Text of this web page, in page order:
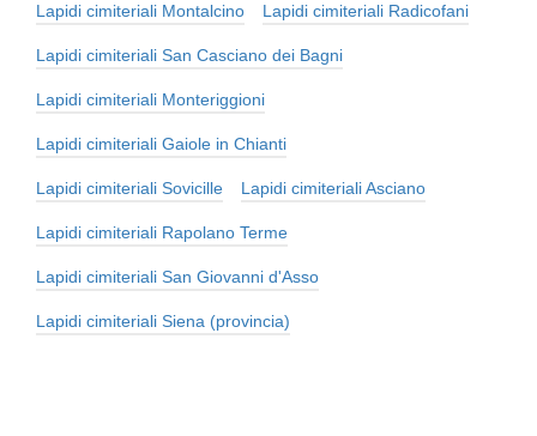
Lapidi cimiteriali Montalcino Lapidi cimiteriali Radicofani
Lapidi cimiteriali San Casciano dei Bagni
Lapidi cimiteriali Monteriggioni
Lapidi cimiteriali Gaiole in Chianti
Lapidi cimiteriali Sovicille Lapidi cimiteriali Asciano
Lapidi cimiteriali Rapolano Terme
Lapidi cimiteriali San Giovanni d'Asso
Lapidi cimiteriali Siena (provincia)